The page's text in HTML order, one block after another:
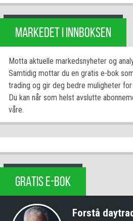
MARKEDET I INNBOKSEN
Motta aktuelle markedsnyheter og
Samtidig mottar du en gratis e-bok
trading og gir deg bedre muligheter
Du kan når som helst avslutte
våre.
GRATIS E-BOK
Forstå